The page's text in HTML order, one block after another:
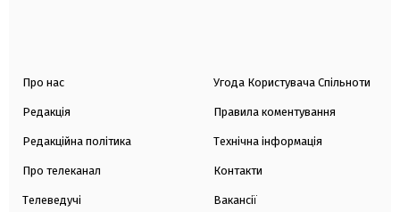
Про нас
Редакція
Редакційна політика
Про телеканал
Телеведучі
Угода Користувача Спільноти
Правила коментування
Технічна інформація
Контакти
Вакансії